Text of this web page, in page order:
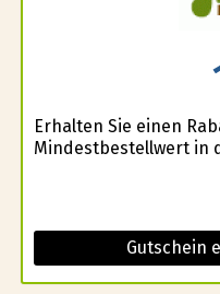
Erhalten Sie einen
Mindestbestellwert in
Gutschein